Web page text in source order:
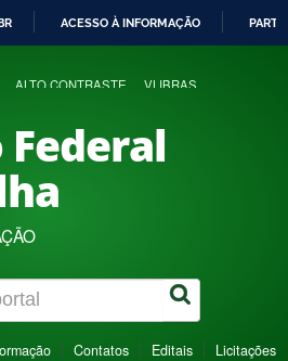
ACESSO À INFORMAÇÃO
ALTO CONTRASTE VLIBRAS
Contatos Editais Licitações